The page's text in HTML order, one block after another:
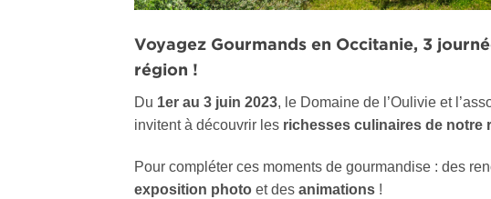
Voyagez Gourmands en Occitanie, 3
région !
Du 1er au 3 juin 2023, le Domaine de l’Oulivie et
invitent à découvrir les richesses culinaires de notre
Pour compléter ces moments de gourmandise : des
exposition photo et des animations !